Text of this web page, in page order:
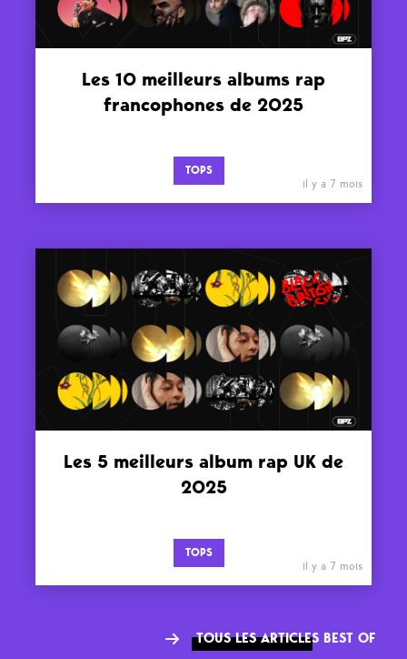
Les 10 meilleurs albums rap
francophones de 2025
TOPS
il y a 7 mois
Les 5 meilleurs album rap UK de
2025
TOPS
il y a 7 mois
TOUS LES ARTICLES BEST OF